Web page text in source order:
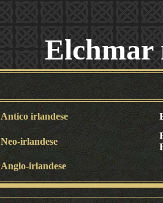
Elchmar
Antico irlandese
Neo-irlandese
Anglo-irlandese